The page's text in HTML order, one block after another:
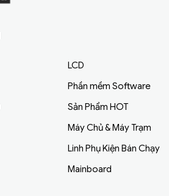
LCD
Phần mềm Software
Sản Phẩm HOT
Máy Chủ & Máy Trạm
Linh Phụ Kiện Bán Chạy
Mainboard